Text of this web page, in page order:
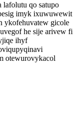
lafolutu qo satupo
imyk ixuwuwewit
ykofehuvatew gicole
he sije arivew fi
ihyf
otewurovykacol